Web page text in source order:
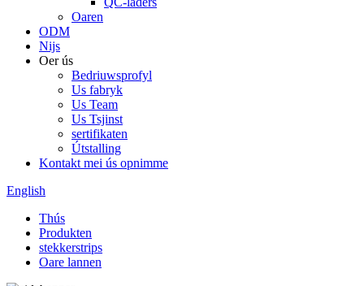
Oaren
ODM
Nijs
Oer ús
Bedriuwsprofyl
Us fabryk
Us Team
Us Tsjinst
sertifikaten
Útstalling
Kontakt mei ús opnimme
English
Thús
Produkten
stekkerstrips
Oare lannen